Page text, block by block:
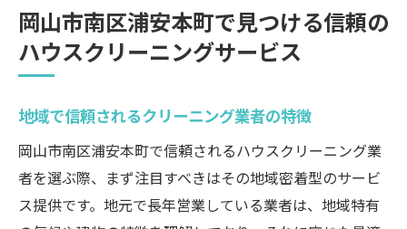
件
安全で安心なクリーニングサービスの見つ
予算に合ったサービスの選定ポイント
プロが教えるトイレハウスクリーニングの選び
方とは
トイレ清掃業者を選ぶ際の基本知識
岡山市南区浦安本町で見つける信頼の
ハウスクリーニングサービス
地域で信頼されるクリーニング業者の特徴
岡山市南区浦安本町で信頼されるハウスクリーニング業
者を選ぶ際、まず注目すべきはその地域密着型のサービ
ス提供です。地元で長年営業している業者は、地域特有